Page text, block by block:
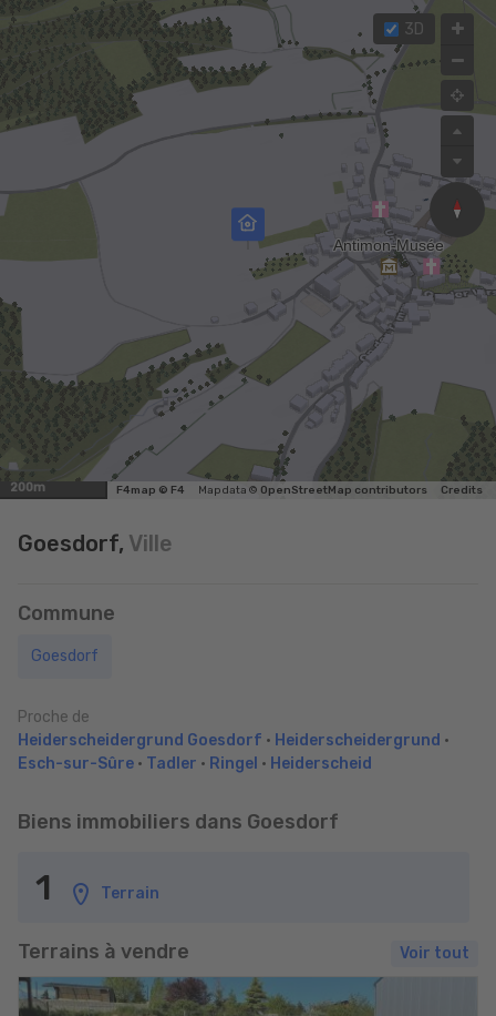
3D
200m F4map © F4 Map data © OpenStreetMap contributors Credits
Goesdorf, Ville
Commune
Goesdorf
Proche de
Heiderscheidergrund Goesdorf • Heiderscheidergrund •
Esch-sur-Sûre • Tadler • Ringel • Heiderscheid
Biens immobiliers dans Goesdorf
1 Terrain
Terrains à vendre Voir tout